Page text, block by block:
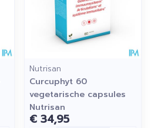
Nutrisan
Curcuphyt 60
vegetarische capsules
Nutrisan
€ 34,95